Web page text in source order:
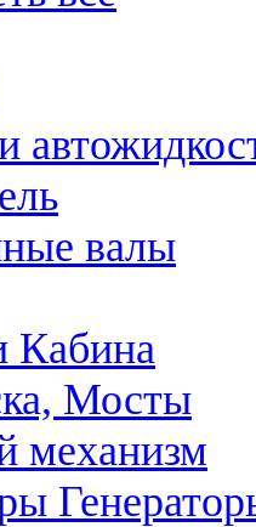
валы
Кабина
Мосты
механизм